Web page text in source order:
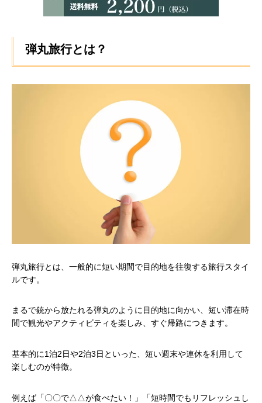
弾丸旅行とは？
弾丸旅行とは、一般的に短い期間で目的地を往復する旅行スタイ
ルです。
まるで銃から放たれる弾丸のように目的地に向かい、短い滞在時
間で観光やアクティビティを楽しみ、すぐ帰路につきます。
基本的に1泊2日や2泊3日といった、短い週末や連休を利用して
楽しむのが特徴。
例えば「〇〇で△△が食べたい！」「短時間でもリフレッシュし